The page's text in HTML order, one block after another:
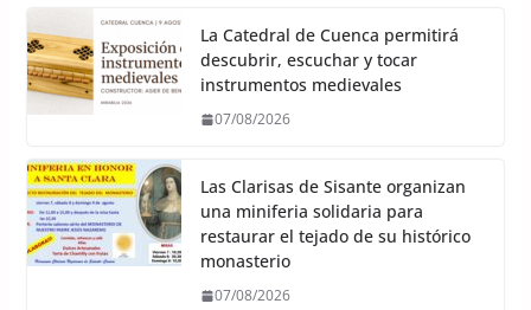
La Catedral de Cuenca permitirá
descubrir, escuchar y tocar
instrumentos medievales
07/08/2026
Las Clarisas de Sisante organizan
una miniferia solidaria para
restaurar el tejado de su histórico
monasterio
07/08/2026